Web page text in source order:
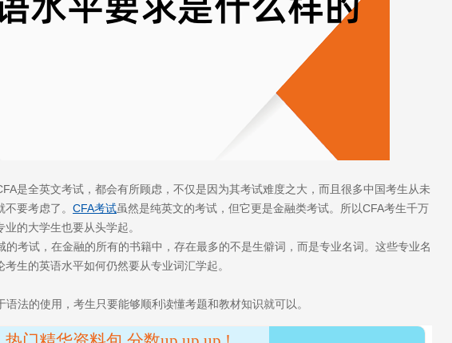
是全英文考试，都会有所顾虑，不仅是因为其考试难度之大，而且很多中国考生从未
要考虑了。 CFA考试虽然是纯英文的考试，但它更是金融类考试。所以CFA考生千万
的大学生也要从头学起。
的考试，在金融的所有的书籍中，存在最多的不是生僻词，而是专业名词。这些专业名
生的英语水平如何仍然要从专业词汇学起。
法的使用，考生只要能够顺利读懂考题和教材知识就可以。